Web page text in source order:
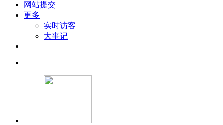
网站提交
更多
实时访客
大事记